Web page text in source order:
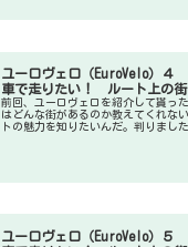
ユーロヴェロ（EuroVelo）４
車で走りたい！ ルート上の街
前回、ユーロヴェロを紹介して貰っ
はどんな街があるのか教えてくれな
トの魅力を知りたいんだ。判りまし
ますね。今回はEV４～EV６の3ルー
ユーロヴェロ（EuroVelo）５